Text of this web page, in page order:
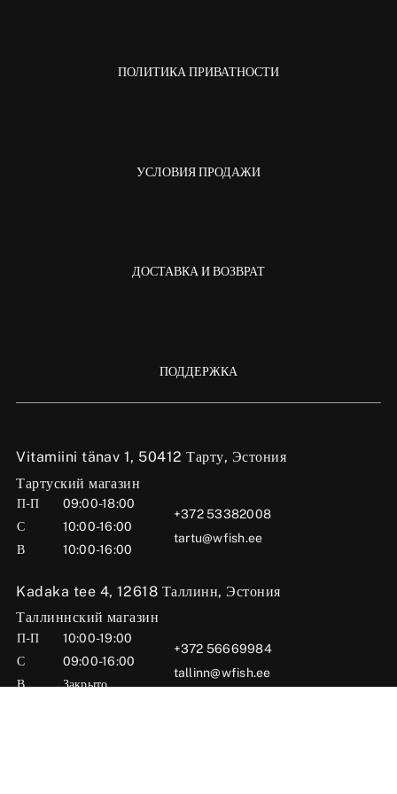
Vitamiini tänav 1, 50412 Тарту, Эстония
Тартуский магазин
П-П
09:00-18:00
С
10:00-16:00
В
10:00-16:00
+372 53382008
tartu@wfish.ee
Kadaka tee 4, 12618 Таллинн, Эстония
Таллиннский магазин
П-П
10:00-19:00
С
09:00-16:00
В
Закрыто
+372 56669984
tallinn@wfish.ee
ПОЛИТИКА ПРИВАТНОСТИ
УСЛОВИЯ ПРОДАЖИ
ДОСТАВКА И ВОЗВРАТ
ПОДДЕРЖКА